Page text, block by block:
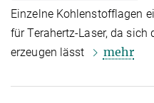
Einzelne Kohlenstofflagen
für Terahertz-Laser, da
erzeugen lässt
mehr